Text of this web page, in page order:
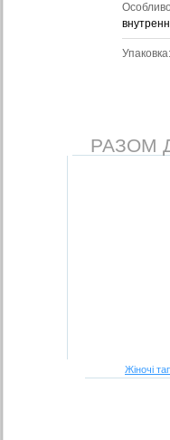
Упаковка:
РАЗОМ
Жіночі